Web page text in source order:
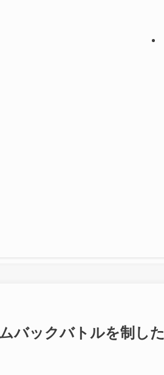
バックバトルを制した